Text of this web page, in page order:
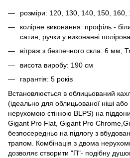
розміри: 120, 130, 140, 150,
колірне виконання: профіль -
сатин; ручки у виконанні
вітраж з безпечного скла: 6 мм;
висота виробу: 190 см
гарантія: 5 років
Встановлюється в облицьований
(ідеально для облицьованої ніші або
нерухомою стінкою BLPS) на
Gigant Pro Flat, Gigant Pro
безпосередньо на підлогу з
трапом. Комбінація з двома
дозволяє створити "П"- подібну